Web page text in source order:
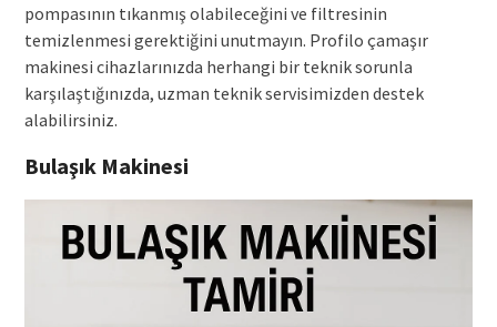
pompasının tıkanmış olabileceğini ve filtresinin
temizlenmesi gerektiğini unutmayın. Profilo çamaşır
makinesi cihazlarınızda herhangi bir teknik sorunla
karşılaştığınızda, uzman teknik servisimizden destek
alabilirsiniz.
Bulaşık Makinesi